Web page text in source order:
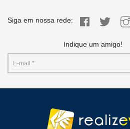
Siga em nossa rede:
Indique um amigo!